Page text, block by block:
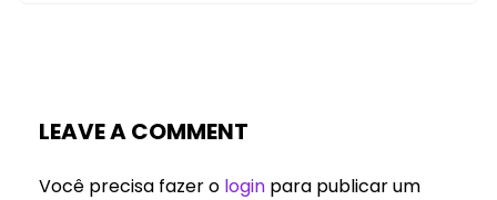
LEAVE A COMMENT
Você precisa fazer o login para publicar um